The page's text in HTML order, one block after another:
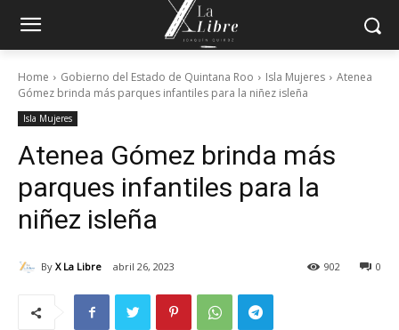
Home Gobierno del Estado de Quintana Roo Isla Mujeres
Atenea
Gómez brinda más parques infantiles para la niñez isleña
Isla Mujeres
Atenea Gómez brinda más
parques infantiles para la
niñez isleña
By X La Libre abril 26, 2023 0
902